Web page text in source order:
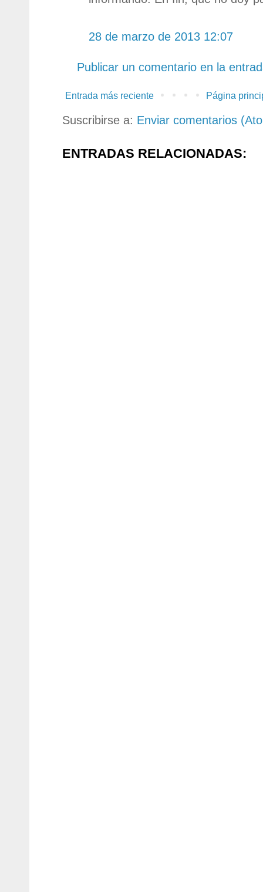
28 de marzo de 2013 12:07
Publicar un comentario en la
Entrada más reciente Página
Suscribirse a: Enviar comentarios
ENTRADAS RELACIONADAS: